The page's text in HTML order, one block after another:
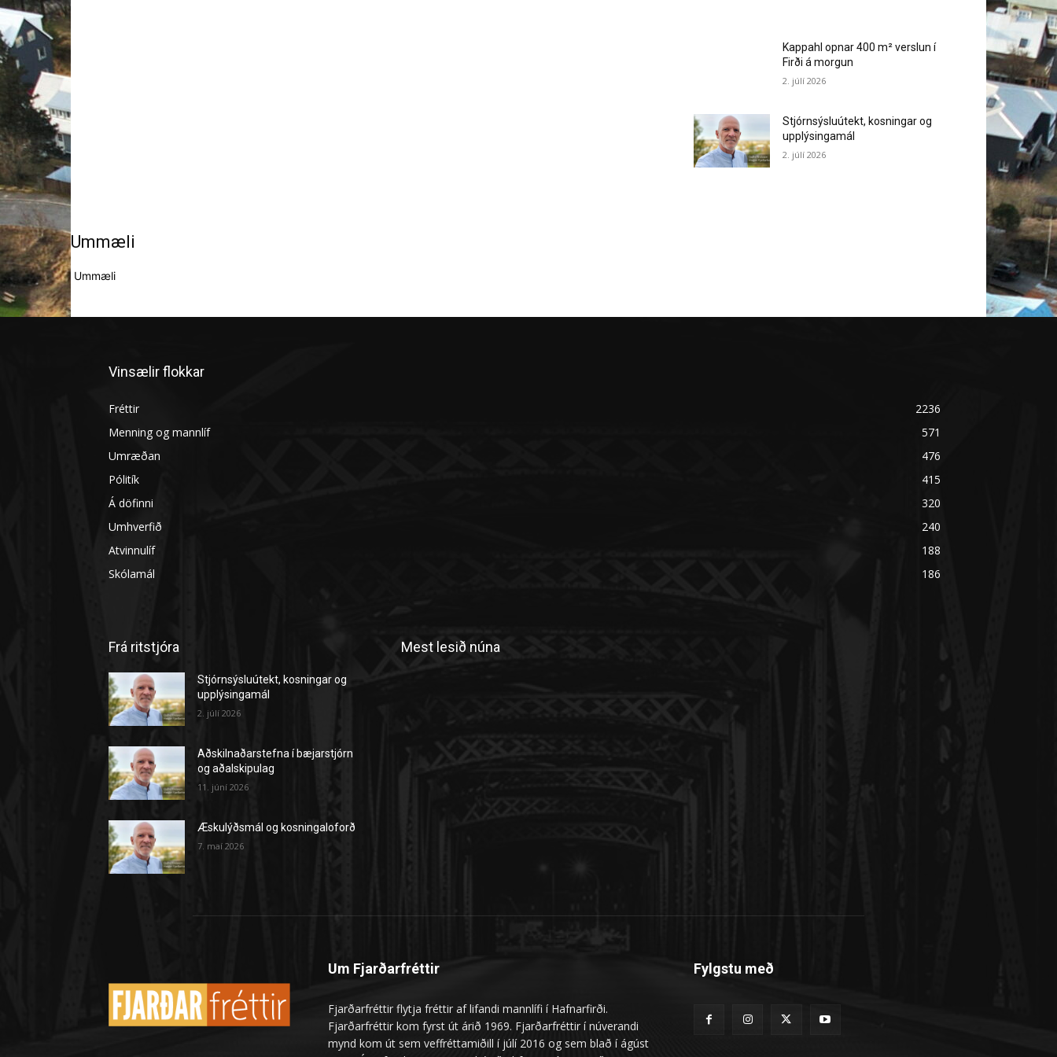
Kappahl opnar 400 m² verslun í
Firði á morgun
2. júlí 2026
Stjórnsýsluútekt, kosningar og
upplýsingamál
2. júlí 2026
Ummæli
Ummæli
Vinsælir flokkar
Fréttir
2236
Menning og mannlíf
571
Umræðan
476
Pólitík
415
Á döfinni
320
Umhverfið
240
Atvinnulíf
188
Skólamál
186
Frá ritstjóra
Stjórnsýsluútekt, kosningar og
upplýsingamál
2. júlí 2026
Aðskilnaðarstefna í bæjarstjórn
og aðalskipulag
11. júní 2026
Æskulýðsmál og kosningaloforð
7. maí 2026
Mest lesið núna
Um Fjarðarfréttir
Fjarðarfréttir flytja fréttir af lifandi mannlífi í Hafnarfirði.
Fjarðarfréttir kom fyrst út árið 1969. Fjarðarfréttir í núverandi
mynd kom út sem veffréttamiðill í júlí 2016 og sem blað í ágúst
Fylgstu með